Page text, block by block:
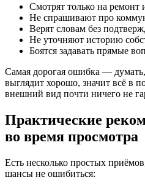
Смотрят только на
Не спрашивают про
Верят словам без
Не уточняют историю
Боятся задавать прямые
Самая дорогая ошибка —
выглядит хорошо, значит всё в
внешний вид почти ничего не
Практические
во время просмотра
Есть несколько простых
шансы не ошибиться: